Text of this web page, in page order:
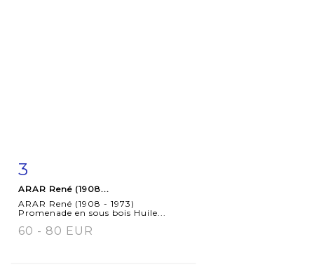
détaillée
3
ARAR René (1908...
ARAR René (1908 - 1973)
Promenade en sous bois Huile...
60 - 80 EUR